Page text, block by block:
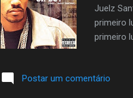
Juelz
primeiro
primeiro
& B / Hip
Postar um comentário